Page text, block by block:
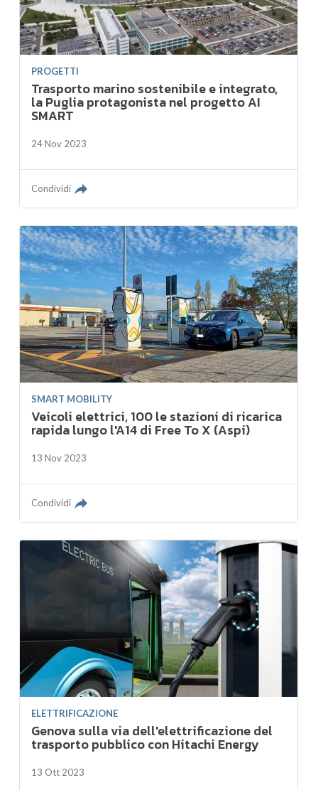
PROGETTI
Trasporto marino sostenibile e integrato,
la Puglia protagonista nel progetto AI
SMART
24 Nov 2023
Condividi
SMART MOBILITY
Veicoli elettrici, 100 le stazioni di ricarica
rapida lungo l'A14 di Free To X (Aspi)
13 Nov 2023
Condividi
ELETTRIFICAZIONE
Genova sulla via dell'elettrificazione del
trasporto pubblico con Hitachi Energy
13 Ott 2023